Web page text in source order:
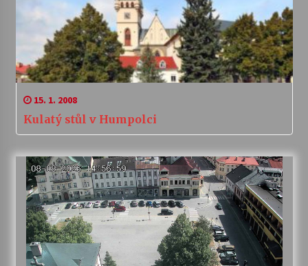
15. 1. 2008
Kulatý stůl v Humpolci